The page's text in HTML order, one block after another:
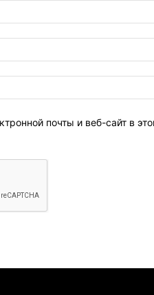
почты и веб-сайт в